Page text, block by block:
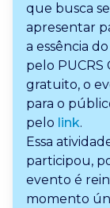
que busca
apresentar
a essência
pelo PUCRS
gratuito, o
para o
pelo link.
Essa
participou,
evento é
momento